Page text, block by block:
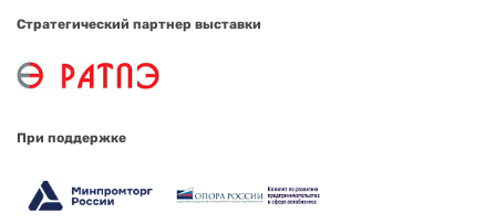
Стратегический партнер выставки
При поддержке